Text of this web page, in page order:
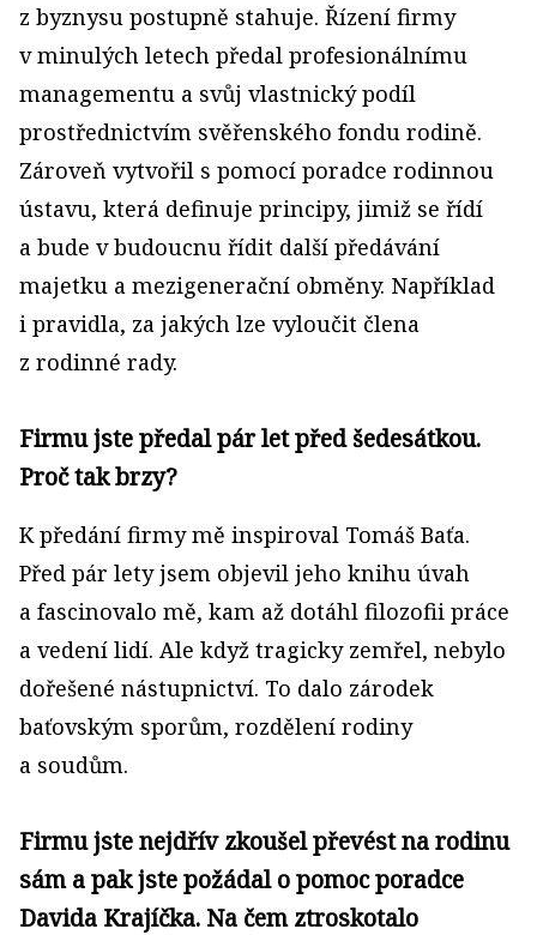
z byznysu postupně stahuje. Řízení firmy
v minulých letech předal profesionálnímu
managementu a svůj vlastnický podíl
prostřednictvím svěřenského fondu rodině.
Zároveň vytvořil s pomocí poradce rodinnou
ústavu, která definuje principy, jimiž se řídí
a bude v budoucnu řídit další předávání
majetku a mezigenerační obměny. Například
i pravidla, za jakých lze vyloučit člena
z rodinné rady.
Firmu jste předal pár let před šedesátkou.
Proč tak brzy?
K předání firmy mě inspiroval Tomáš Baťa.
Před pár lety jsem objevil jeho knihu úvah
a fascinovalo mě, kam až dotáhl filozofii práce
a vedení lidí. Ale když tragicky zemřel, nebylo
dořešené nástupnictví. To dalo zárodek
baťovským sporům, rozdělení rodiny
a soudům.
Firmu jste nejdřív zkoušel převést na rodinu
sám a pak jste požádal o pomoc poradce
Davida Krajíčka. Na čem ztroskotalo